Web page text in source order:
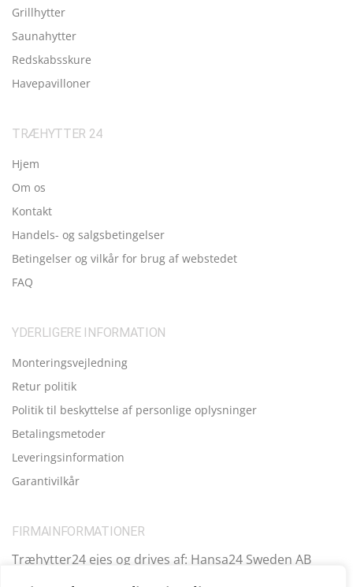
Grillhytter
Saunahytter
Redskabsskure
Havepavilloner
TRÆHYTTER 24
Hjem
Om os
Kontakt
Handels- og salgsbetingelser
Betingelser og vilkår for brug af webstedet
FAQ
YDERLIGERE INFORMATION
Monteringsvejledning
Retur politik
Politik til beskyttelse af personlige oplysninger
Betalingsmetoder
Leveringsinformation
Garantivilkår
FIRMAINFORMATIONER
Træhytter24 ejes og drives af: Hansa24 Sweden AB